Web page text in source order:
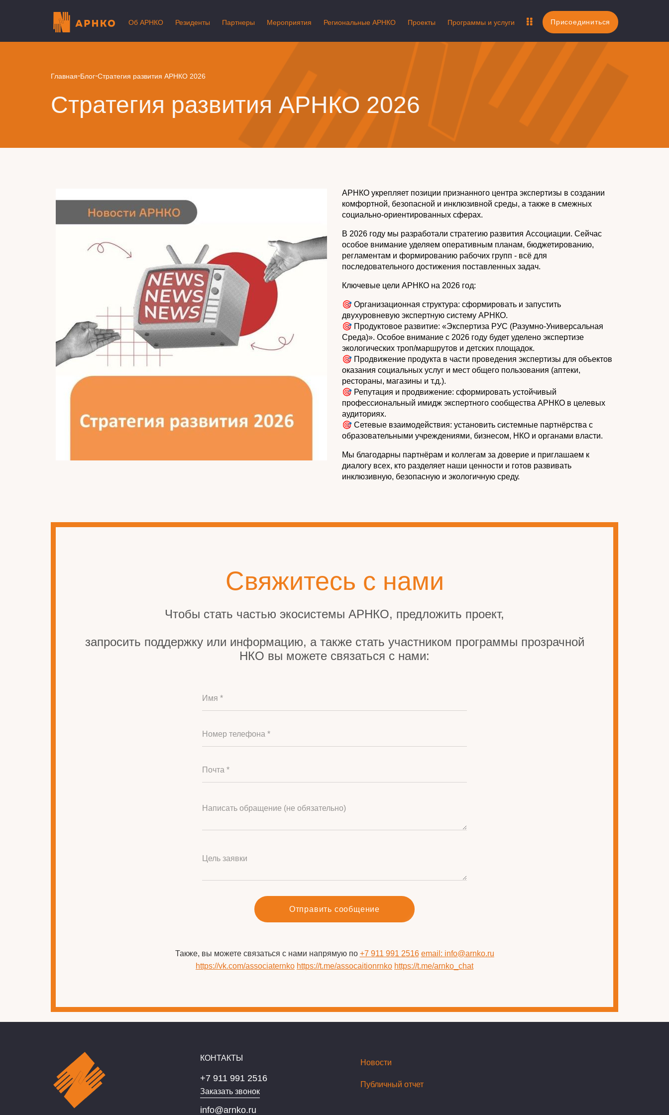
Об АРНКО Резиденты Партнеры Мероприятия Региональные АРНКО Проекты Программы и услуги Присоединиться
Главная-Блог-Стратегия развития АРНКО 2026
Стратегия развития АРНКО 2026
АРНКО укрепляет позиции признанного центра экспертизы в создании
комфортной, безопасной и инклюзивной среды, а также в смежных
социально-ориентированных сферах.
В 2026 году мы разработали стратегию развития Ассоциации. Сейчас
особое внимание уделяем оперативным планам, бюджетированию,
регламентам и формированию рабочих групп - всё для
последовательного достижения поставленных задач.
Ключевые цели АРНКО на 2026 год:
🎯 Организационная структура: сформировать и запустить
двухуровневую экспертную систему АРНКО.
🎯 Продуктовое развитие: «Экспертиза РУС (Разумно‑Универсальная
Среда)». Особое внимание с 2026 году будет уделено экспертизе
экологических троп/маршрутов и детских площадок.
🎯 Продвижение продукта в части проведения экспертизы для объектов
оказания социальных услуг и мест общего пользования (аптеки,
рестораны, магазины и т.д.).
🎯 Репутация и продвижение: сформировать устойчивый
профессиональный имидж экспертного сообщества АРНКО в целевых
аудиториях.
🎯 Сетевые взаимодействия: установить системные партнёрства с
образовательными учреждениями, бизнесом, НКО и органами власти.
Мы благодарны партнёрам и коллегам за доверие и приглашаем к
диалогу всех, кто разделяет наши ценности и готов развивать
инклюзивную, безопасную и экологичную среду.
Свяжитесь с нами
Чтобы стать частью экосистемы АРНКО, предложить проект,
запросить поддержку или информацию, а также стать участником программы прозрачной
НКО вы можете связаться с нами:
Имя *
Номер телефона *
Почта *
Написать обращение (не обязательно)
Цель заявки
Отправить сообщение
Также, вы можете связаться с нами напрямую по +7 911 991 2516 email: info@arnko.ru
https://vk.com/associaternko https://t.me/assocaitionrnko https://t.me/arnko_chat
КОНТАКТЫ
+7 911 991 2516
Заказать звонок
info@arnko.ru
Новости
Публичный отчет